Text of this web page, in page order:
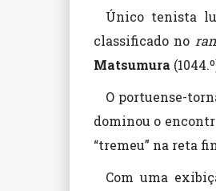
Único tenista
classificado no
Matsumura
O portuense-
dominou o
“tremeu” na reta
Com uma